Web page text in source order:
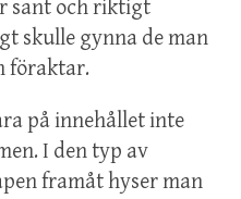
sant och riktigt
skulle gynna de man
föraktar.
på innehållet inte
I den typ av
framåt hyser man